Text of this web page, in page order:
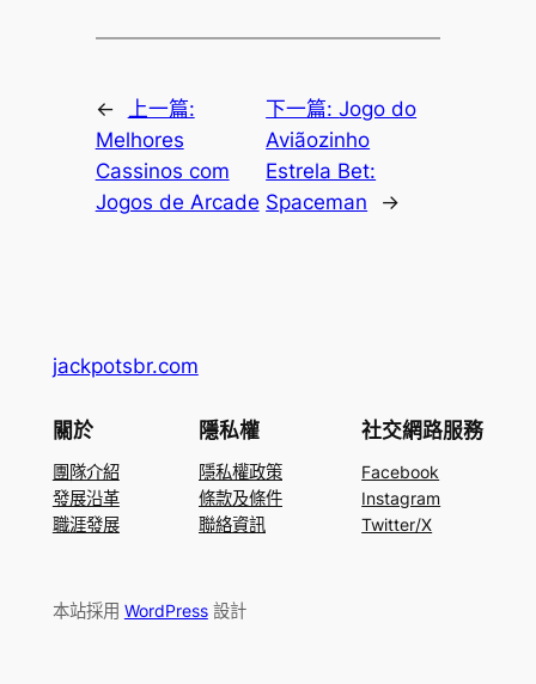
←
上一篇:
Melhores
Cassinos com
Jogos de Arcade
下一篇:Jogo do
Aviãozinho
Estrela Bet:
Spaceman
→
jackpotsbr.com
關於
團隊介紹
發展沿革
職涯發展
隱私權
隱私權政策
條款及條件
聯絡資訊
社交網路服務
Facebook
Instagram
Twitter/X
本站採用 WordPress設計